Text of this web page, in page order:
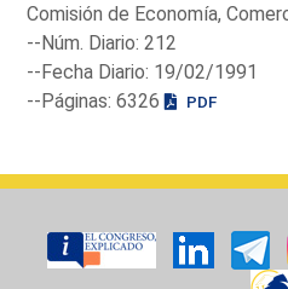
Comisión de Economía,
--Núm. Diario: 212
--Fecha Diario: 19/02/1991
--Páginas: 6326
PDF